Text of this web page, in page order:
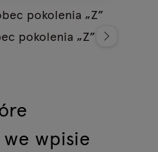
pokolenia „Z”
pokolenia „Z”
wpisie